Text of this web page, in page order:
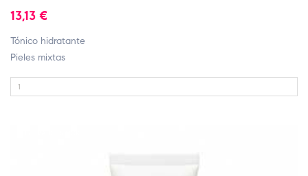
13,13 €
Tónico hidratante
Pieles mixtas